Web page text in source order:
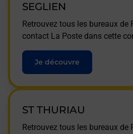
SEGLIEN
Retrouvez tous les bureaux de
contact La Poste dans cette
Je découvre
ST THURIAU
Retrouvez tous les bureaux de